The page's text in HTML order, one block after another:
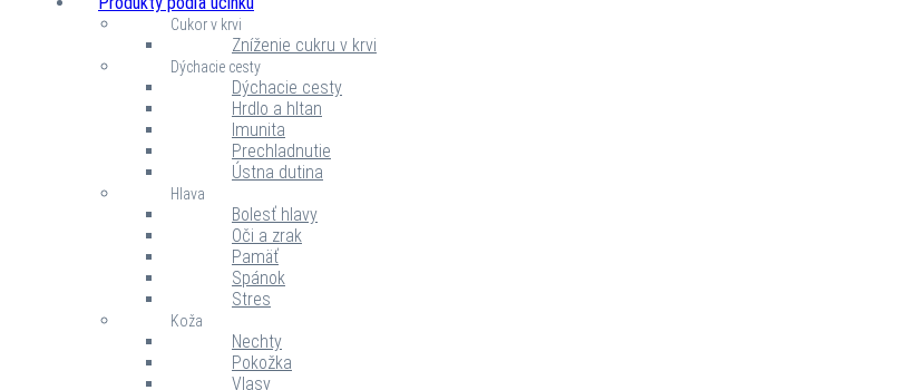
Cukor v krvi
Zníženie cukru v krvi
Dýchacie cesty
Dýchacie cesty
Hrdlo a hltan
Imunita
Prechladnutie
Ústna dutina
Hlava
Bolesť hlavy
Oči a zrak
Pamäť
Spánok
Stres
Koža
Nechty
Pokožka
Vlasy